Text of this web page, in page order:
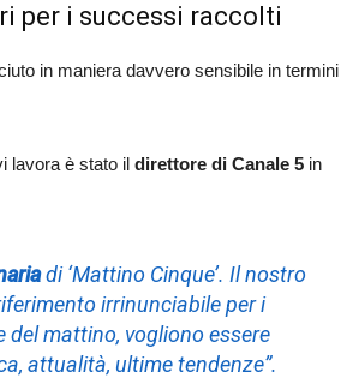
per i successi raccolti
in maniera davvero sensibile in termini
lavora è stato il direttore di Canale 5 in
di ‘Mattino Cinque’. Il nostro
irrinunciabile per i
del mattino, vogliono essere
attualità, ultime tendenze”.